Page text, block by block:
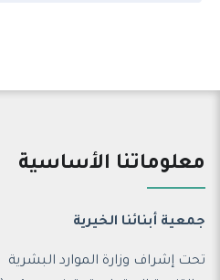
معلوماتنا الأساسية
جمعية أبنائنا الخيرية
تحت إشراف وزارة الموارد البشرية